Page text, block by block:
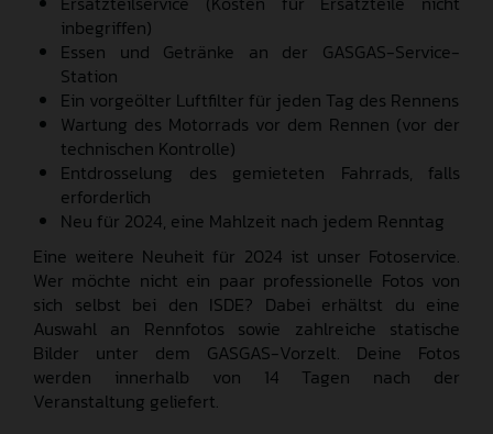
inbegriffen)
Essen und Getränke an der GASGAS-Service-
Station
Ein vorgeölter Luftfilter für jeden Tag des Rennens
Wartung des Motorrads vor dem Rennen (vor der
technischen Kontrolle)
Entdrosselung des gemieteten Fahrrads, falls
erforderlich
Neu für 2024, eine Mahlzeit nach jedem Renntag
Eine weitere Neuheit für 2024 ist unser Fotoservice.
Wer möchte nicht ein paar professionelle Fotos von
sich selbst bei den ISDE? Dabei erhältst du eine
Auswahl an Rennfotos sowie zahlreiche statische
Bilder unter dem GASGAS-Vorzelt. Deine Fotos
werden innerhalb von 14 Tagen nach der
Veranstaltung geliefert.